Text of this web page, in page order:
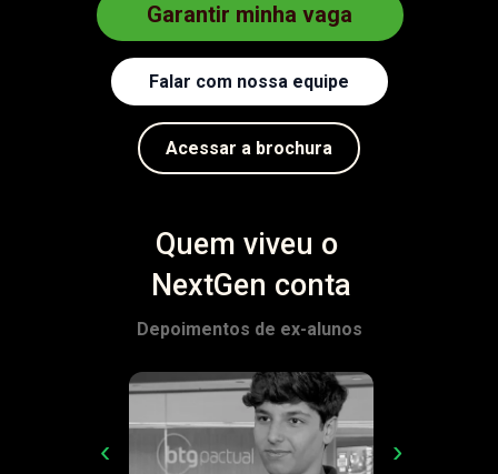
Falar com nossa equipe
Acessar a brochura
Garantir minha vaga
Quem viveu o
NextGen conta
Depoimentos de ex-alunos
‹ ›